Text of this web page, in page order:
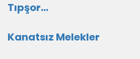
Tıpşor...
Kanatsız Melekler